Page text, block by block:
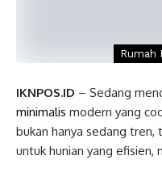
Rumah
IKNPOS.ID – Sedang
minimalis modern yang
bukan hanya sedang tren,
untuk hunian yang